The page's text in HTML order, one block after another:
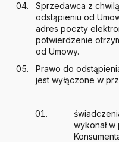
Sprzedawca z
odstąpieniu od
adres poczty
potwierdzenie
od Umowy.
Prawo do
jest wyłączone w
wykonał w